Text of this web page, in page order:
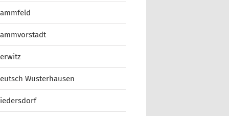
Wusterhausen